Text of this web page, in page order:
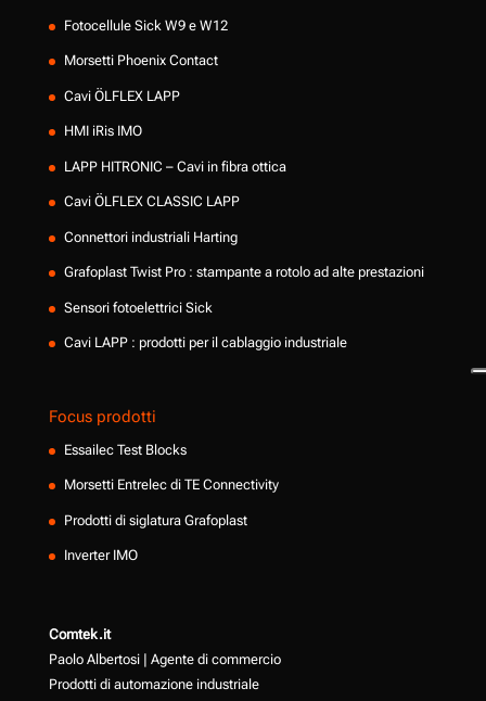
Fotocellule Sick W9 e W12
Morsetti Phoenix Contact
Cavi ÖLFLEX LAPP
HMI iRis IMO
LAPP HITRONIC – Cavi in fibra ottica
Cavi ÖLFLEX CLASSIC LAPP
Connettori industriali Harting
Grafoplast Twist Pro : stampante a rotolo ad alte prestazioni
Sensori fotoelettrici Sick
Cavi LAPP : prodotti per il cablaggio industriale
Focus prodotti
Essailec Test Blocks
Morsetti Entrelec di TE Connectivity
Prodotti di siglatura Grafoplast
Inverter IMO
Comtek.it
Paolo Albertosi | Agente di commercio
Prodotti di automazione industriale